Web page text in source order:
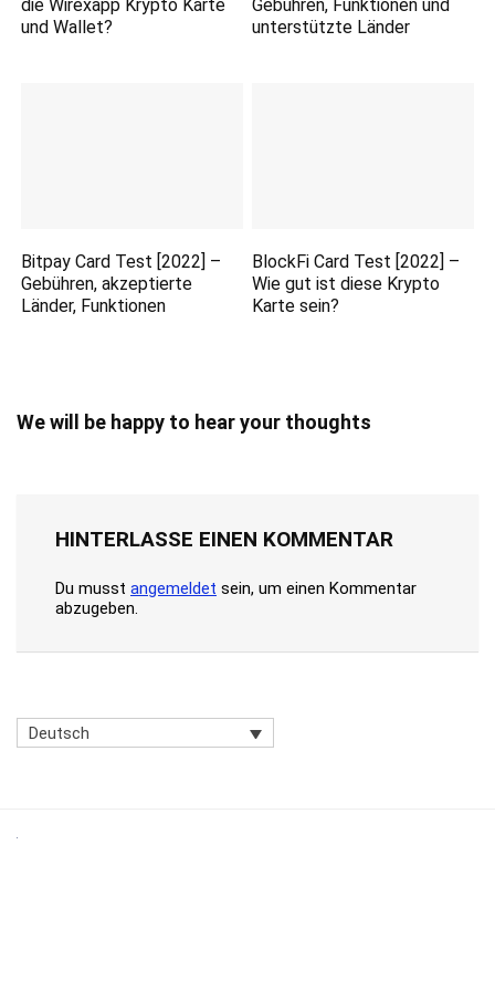
die Wirexapp Krypto Karte
und Wallet?
Gebühren, Funktionen und
unterstützte Länder
Bitpay Card Test [2022] –
Gebühren, akzeptierte
Länder, Funktionen
BlockFi Card Test [2022] –
Wie gut ist diese Krypto
Karte sein?
We will be happy to hear your thoughts
HINTERLASSE EINEN KOMMENTAR
Du musst angemeldet sein, um einen Kommentar
abzugeben.
Deutsch